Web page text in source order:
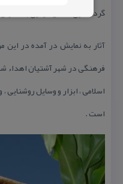
گردشگری استان مركزی به
آثار به نمایش در آمده در این
فرهنگی در شهر آشتیان اهداء
اسلامی ، ابزار و وسایل روشنایی
است .